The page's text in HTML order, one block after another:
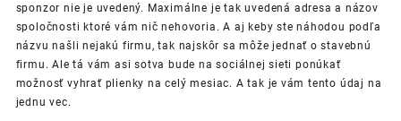
sponzor nie je uvedený. Maximálne je tak uvedená adresa a názov
spoločnosti ktoré vám nič nehovoria. A aj keby ste náhodou podľa
názvu našli nejakú firmu, tak najskôr sa môže jednať o stavebnú
firmu. Ale tá vám asi sotva bude na sociálnej sieti ponúkať
možnosť vyhrať plienky na celý mesiac. A tak je vám tento údaj na
jednu vec.